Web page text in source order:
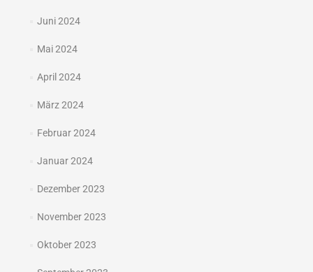
Juni 2024
Mai 2024
April 2024
März 2024
Februar 2024
Januar 2024
Dezember 2023
November 2023
Oktober 2023